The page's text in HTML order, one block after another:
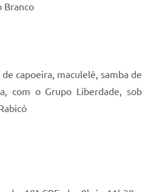
Branco
capoeira, maculelê, samba de
com o Grupo Liberdade, sob